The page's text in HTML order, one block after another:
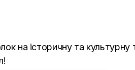
на історичну та